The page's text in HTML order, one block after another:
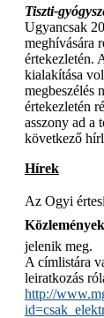
Tiszti-
Ugyancsak
meghívására
értekezletén.
kialakítása
megbeszélés
értekezletén
asszony ad a
következő
Hírek
Az Ogyi
Közlemények
jelenik meg.
A címlistára
leiratkozás
http://